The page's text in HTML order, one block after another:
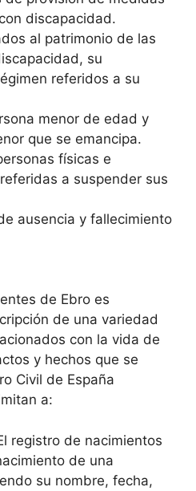
discapacidad.
al patrimonio de las
su
referidos a su
menor de edad y
que se emancipa.
físicas e
a suspender sus
ausencia y fallecimiento
de Ebro es
de una variedad
con la vida de
y hechos que se
Civil de España
a:
registro de nacimientos
de una
su nombre, fecha,